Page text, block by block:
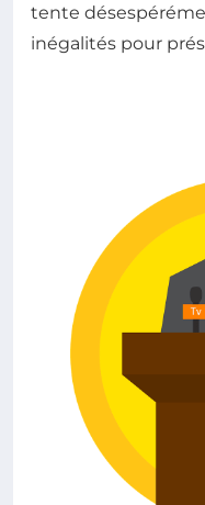
tente
inégalités pour